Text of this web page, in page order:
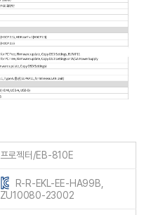
프로젝터/EB-810E
R-R-EKL-EE-HA99B,
ZU10080-23002